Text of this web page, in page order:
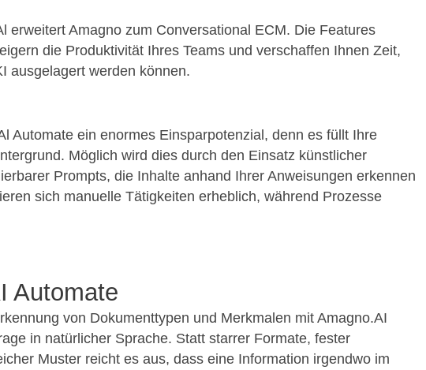
erweitert Amagno zum Conversational ECM. Die Features
die Produktivität Ihres Teams und verschaffen Ihnen Zeit,
ausgelagert werden können.
Automate ein enormes Einsparpotenzial, denn es füllt Ihre
Möglich wird dies durch den Einsatz künstlicher
Prompts, die Inhalte anhand Ihrer Anweisungen erkennen
sich manuelle Tätigkeiten erheblich, während Prozesse
Automate
von Dokumenttypen und Merkmalen mit Amagno.AI
in natürlicher Sprache. Statt starrer Formate, fester
Muster reicht es aus, dass eine Information irgendwo im